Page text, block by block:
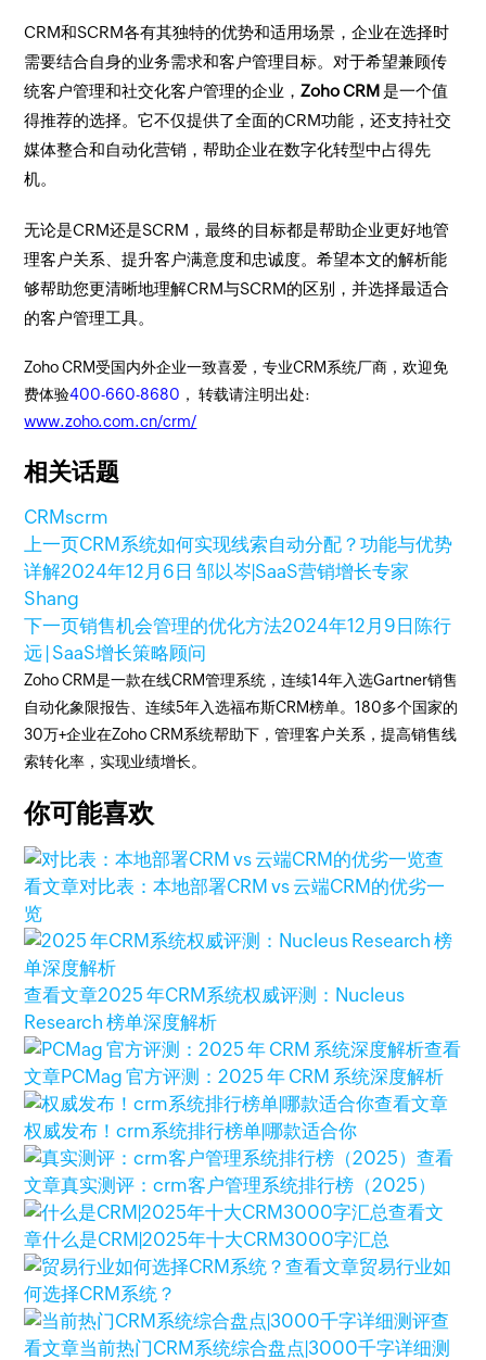
CRM和SCRM各有其独特的优势和适用场景，企业在选择时
需要结合自身的业务需求和客户管理目标。对于希望兼顾传
统客户管理和社交化客户管理的企业，Zoho CRM是一个值
得推荐的选择。它不仅提供了全面的CRM功能，还支持社交
媒体整合和自动化营销，帮助企业在数字化转型中占得先
机。
无论是CRM还是SCRM，最终的目标都是帮助企业更好地管
理客户关系、提升客户满意度和忠诚度。希望本文的解析能
够帮助您更清晰地理解CRM与SCRM的区别，并选择最适合
的客户管理工具。
Zoho CRM受国内外企业一致喜爱，专业CRM系统厂商，欢迎免
费体验400-660-8680 ， 转载请注明出处:
www.zoho.com.cn/crm/
相关话题
CRMscrm
上一页CRM系统如何实现线索自动分配？功能与优势
详解2024年12月6日 邹以岑|SaaS营销增长专家
Shang
下一页销售机会管理的优化方法2024年12月9日 陈行
远 | SaaS增长策略顾问
Zoho CRM是一款在线CRM管理系统，连续14年入选Gartner销售
自动化象限报告、连续5年入选福布斯CRM榜单。180多个国家的
30万+企业在Zoho CRM系统帮助下，管理客户关系，提高销售线
索转化率，实现业绩增长。
你可能喜欢
查
看文章对比表：本地部署CRM vs 云端CRM的优劣一
览
查看文章2025 年CRM系统权威评测：Nucleus
Research 榜单深度解析
查看
文章PCMag 官方评测：2025 年 CRM 系统深度解析
查看文章
权威发布！crm系统排行榜单|哪款适合你
查看
文章真实测评：crm客户管理系统排行榜（2025）
查看文
章什么是CRM|2025年十大CRM3000字汇总
查看文章贸易行业如
何选择CRM系统？
查
看文章当前热门CRM系统综合盘点|3000千字详细测